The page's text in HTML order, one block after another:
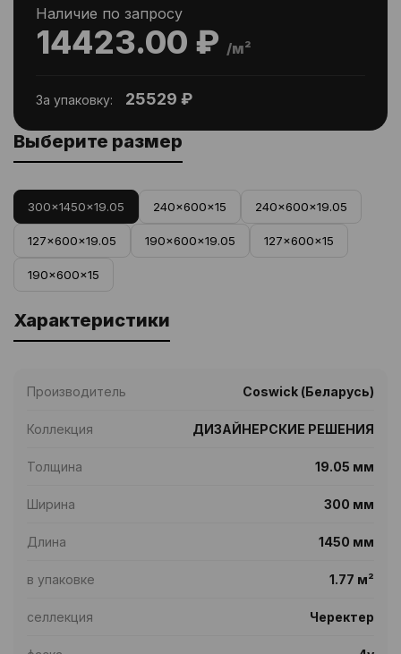
14423.00 ₽ /м²
Наличие по запросу
За упаковку: 25529 ₽
Выберите размер
300x1450x19.05 240x600x15 240x600x19.05
127x600x19.05 190x600x19.05 127x600x15
190x600x15
Характеристики
Производитель Coswick (Беларусь)
Коллекция ДИЗАЙНЕРСКИЕ РЕШЕНИЯ
Толщина 19.05 мм
Ширина 300 мм
Длина 1450 мм
в упаковке 1.77 м²
селлекция Черектер